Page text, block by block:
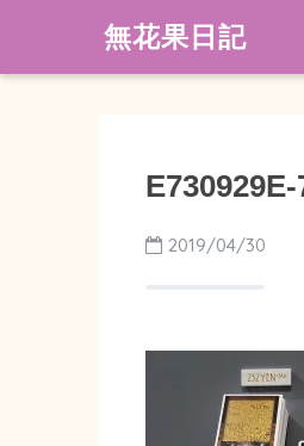
無花果日記
2019/04/30